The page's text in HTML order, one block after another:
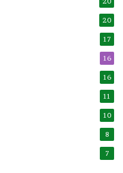
20
17
16
16
11
10
8
7